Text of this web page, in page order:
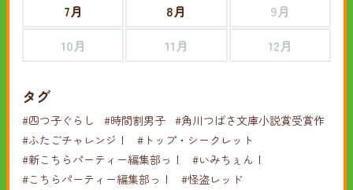
7月
8月
9月
10月
11月 12月
タグ
#四つ子ぐらし #時間割男子 #角川つばさ文庫小説賞受賞作
#ふたごチャレンジ！
#トップ・シークレット
#新こちらパーティー編集部っ！
#いみちぇん！
#こちらパーティー編集部っ！
#怪盗レッド